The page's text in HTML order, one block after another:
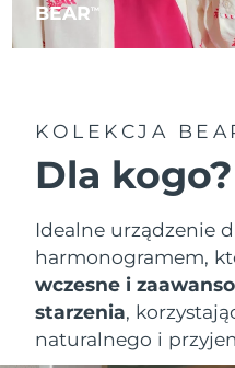
BEARTM
KOLEKCJA
Dla kogo?
Idealne urządzenie
harmonogramem,
wczesne i
starzenia,
naturalnego i